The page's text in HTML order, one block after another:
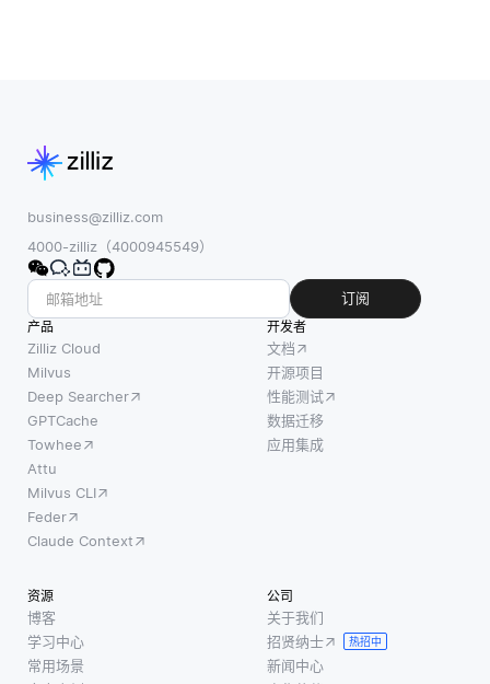
business@zilliz.com
4000-zilliz（4000945549）
订阅
产品
Zilliz Cloud
Milvus
Deep Searcher
GPTCache
Towhee
Attu
Milvus CLI
Feder
Claude Context
开发者
文档
开源项目
性能测试
数据迁移
应用集成
资源
博客
学习中心
常用场景
公司
关于我们
招贤纳士
热招中
新闻中心